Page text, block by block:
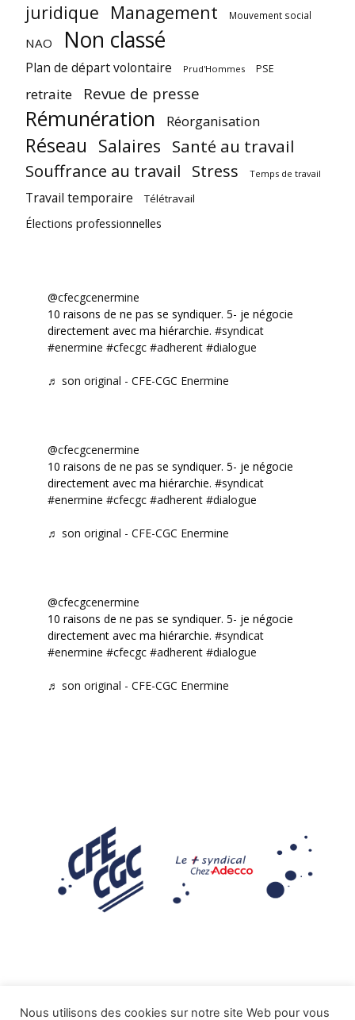
juridique Management Mouvement social
NAO Non classé
Plan de départ volontaire Prud'Hommes PSE
retraite Revue de presse
Rémunération Réorganisation
Réseau Salaires Santé au travail
Souffrance au travail Stress Temps de travail
Travail temporaire Télétravail
Élections professionnelles
@cfecgcenermine
10 raisons de ne pas se syndiquer. 5- je négocie
directement avec ma hiérarchie. #syndicat
#enermine #cfecgc #adherent #dialogue
♬ son original - CFE-CGC Enermine
@cfecgcenermine
10 raisons de ne pas se syndiquer. 5- je négocie
directement avec ma hiérarchie. #syndicat
#enermine #cfecgc #adherent #dialogue
♬ son original - CFE-CGC Enermine
@cfecgcenermine
10 raisons de ne pas se syndiquer. 5- je négocie
directement avec ma hiérarchie. #syndicat
#enermine #cfecgc #adherent #dialogue
♬ son original - CFE-CGC Enermine
Nous utilisons des cookies sur notre site Web pour vous